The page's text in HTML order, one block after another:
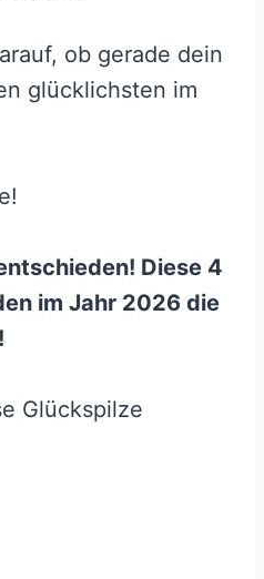
ob gerade dein
glücklichsten im
Diese 4
im Jahr 2026 die
Glückspilze